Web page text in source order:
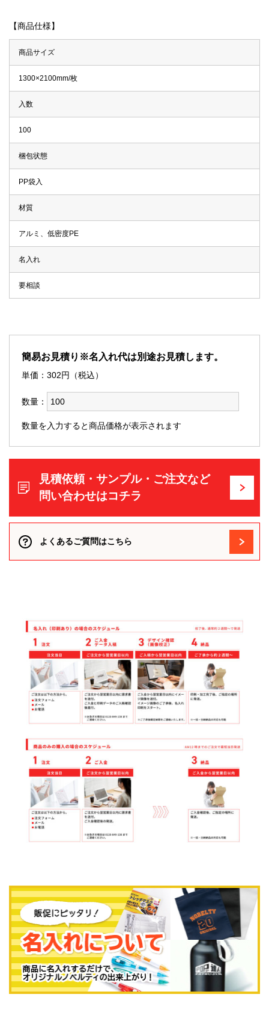
【商品仕様】
商品サイズ
1300×2100mm/枚
入数
100
梱包状態
PP袋入
材質
アルミ、低密度PE
名入れ
要相談
簡易お見積り※名入れ代は別途お見積します。
単価： 302円（税込）
数量：
数量を入力すると商品価格が表示されます
見積依頼・サンプル・ご注文など
問い合わせはコチラ
よくあるご質問はこちら